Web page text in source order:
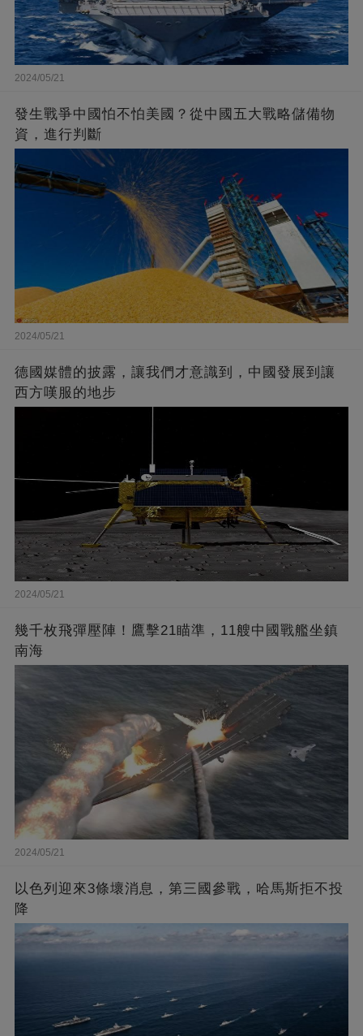
2024/05/21
發生戰爭中國怕不怕美國？從中國五大戰略儲備物
資，進行判斷
2024/05/21
德國媒體的披露，讓我們才意識到，中國發展到讓
西方嘆服的地步
2024/05/21
幾千枚飛彈壓陣！鷹擊21瞄準，11艘中國戰艦坐鎮
南海
2024/05/21
以色列迎來3條壞消息，第三國參戰，哈馬斯拒不投
降